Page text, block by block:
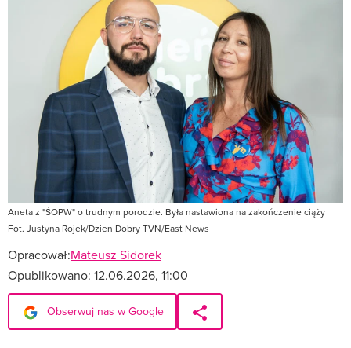
Aneta z "ŚOPW" o trudnym porodzie. Była nastawiona na zakończenie ciąży
Fot. Justyna Rojek/Dzien Dobry TVN/East News
Opracował:Mateusz Sidorek
Opublikowano: 12.06.2026, 11:00
Obserwuj nas w Google